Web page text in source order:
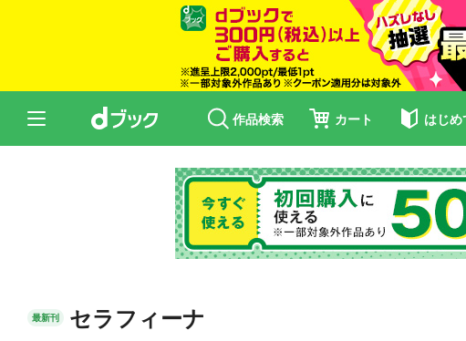
作品検索 カート はじめ
最新刊 セラフィーナ